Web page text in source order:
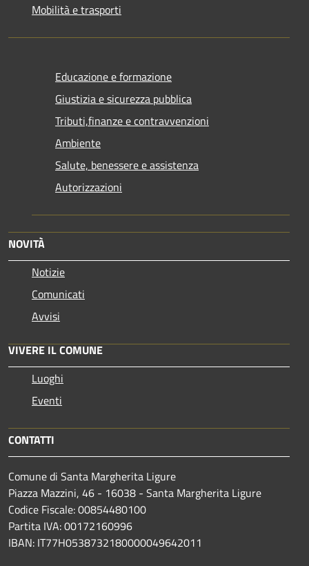
Mobilità e trasporti
Educazione e formazione
Giustizia e sicurezza pubblica
Tributi,finanze e contravvenzioni
Ambiente
Salute, benessere e assistenza
Autorizzazioni
NOVITÀ
Notizie
Comunicati
Avvisi
VIVERE IL COMUNE
Luoghi
Eventi
CONTATTI
Comune di Santa Margherita Ligure
Piazza Mazzini, 46 - 16038 - Santa Margherita Ligure
Codice Fiscale: 00854480100
Partita IVA: 00172160996
IBAN: IT77H0538732180000049642011